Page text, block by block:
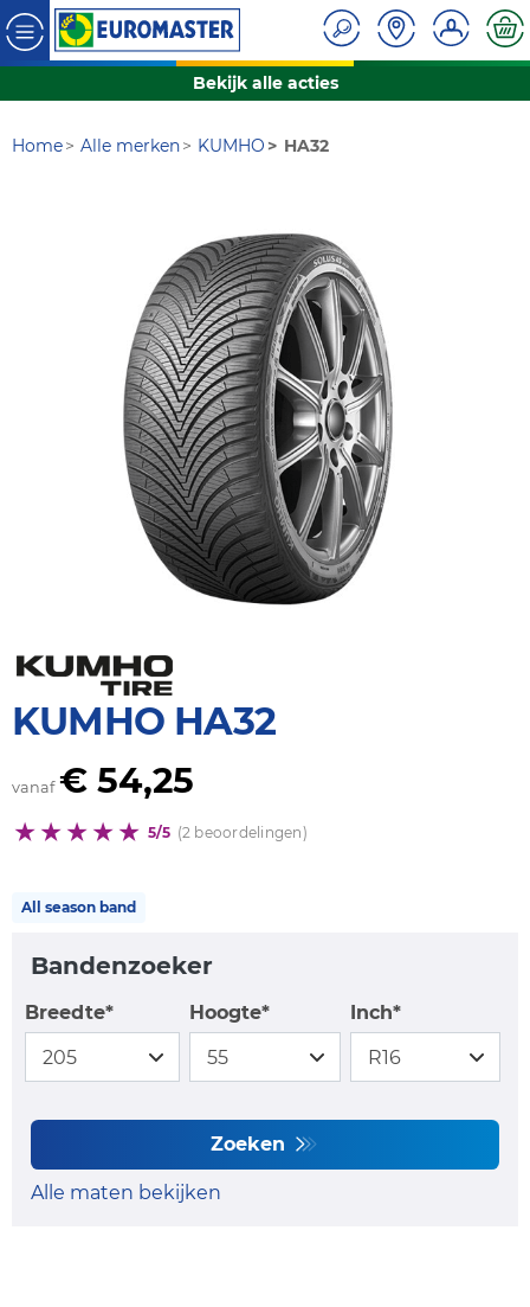
Bekijk alle acties
Home Alle merken KUMHO HA32
KUMHO HA32
vanaf € 54,25
5/5 (2 beoordelingen)
All season band
Bandenzoeker
Breedte* Hoogte* Inch*
Zoeken
Alle maten bekijken